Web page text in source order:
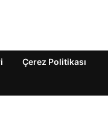
Çerez Politikası